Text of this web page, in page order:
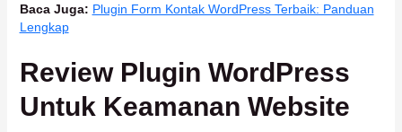
Baca Juga: Plugin Form Kontak WordPress Terbaik: Panduan
Lengkap
Review Plugin WordPress
Untuk Keamanan Website